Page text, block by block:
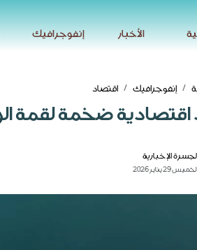
الأخبار إنفوجرافيك
إنفوجرافيك اقتصاد
اقتصادية ضخمة لقمة
الإخبارية
29 يناير 2026